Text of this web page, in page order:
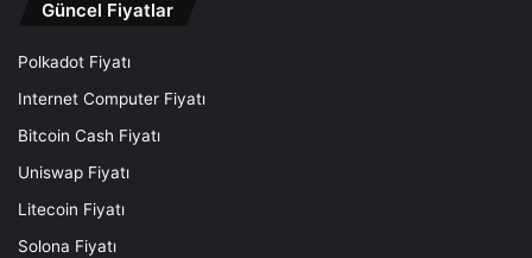
Güncel Fiyatlar
Polkadot Fiyatı
Internet Computer Fiyatı
Bitcoin Cash Fiyatı
Uniswap Fiyatı
Litecoin Fiyatı
Solona Fiyatı